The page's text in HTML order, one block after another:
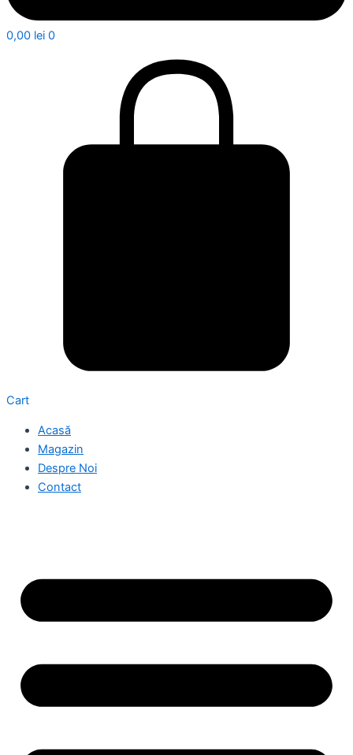
0,00 lei 0
Cart
Acasă
Magazin
Despre Noi
Contact